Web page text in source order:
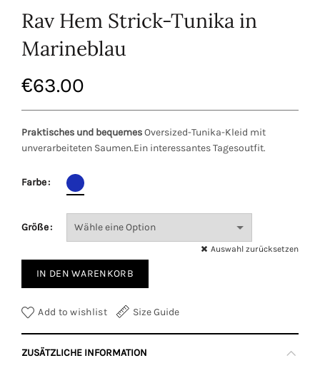
Rav Hem Strick-Tunika in
Marineblau
€63.00
Praktisches und bequemesOversized-Tunika-Kleid mit
unverarbeiteten Saumen.Ein interessantes Tagesoutfit.
Farbe
Größe
Auswahl zurücksetzen
IN DEN WARENKORB
Add to wishlist Size Guide
ZUSÄTZLICHE INFORMATION